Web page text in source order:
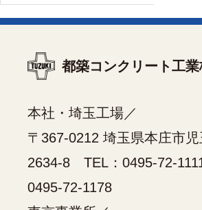
都築コンクリート工
本社・埼玉工場／
〒367-0212 埼玉県本庄市
2634-8 TEL： 0495-72-
0495-72-1178